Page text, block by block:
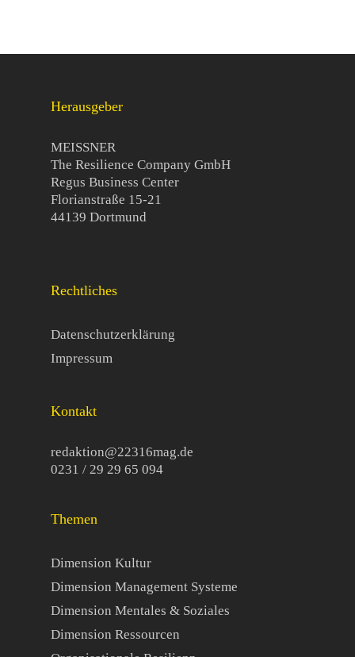
Herausgeber
MEISSNER
The Resilience Company GmbH
Regus Business Center
Florianstraße 15-21
44139 Dortmund
Rechtliches
Datenschutzerklärung
Impressum
Kontakt
redaktion@22316mag.de
0231 / 29 29 65 094
Themen
Dimension Kultur
Dimension Management Systeme
Dimension Mentales & Soziales
Dimension Ressourcen